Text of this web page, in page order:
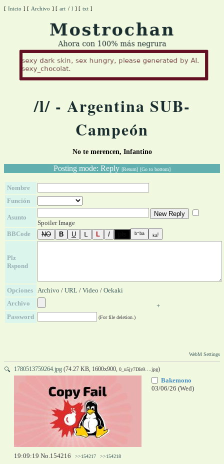
[ Inicio ] [ Archivo ] [ art / l ] [ txt ]
/l/ - Argentina SUB-
Campeón
No te merencen, Infantino
Posting mode: Reply [Return] [Go to bottom]
Nombre
Función
Asunto
Spoiler Image
BBCode
Plz
Rspond
Opciones Archivo / URL / Video / Oekaki
Archivo
+
Password
(For file deletion.)
WebM Settings
🔍 1780513759264.jpg (74.27 KB, 1600x900, 0_u5jy7DIe9….jpg)
Bakemono
03/06/26 (Wed)
19:09:19 No.154216 >>154217 >>154218